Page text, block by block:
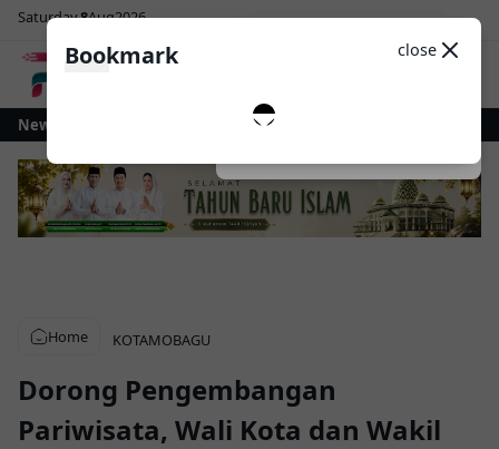
Saturday8Aug2026
Light
News Gelontorkan Rp1 Miliar untuk Revitalisasi Alun-Alun Paloko
Home KOTAMOBAGU
Dorong Pengembangan
Pariwisata, Wali Kota dan Wakil
Bookmark close